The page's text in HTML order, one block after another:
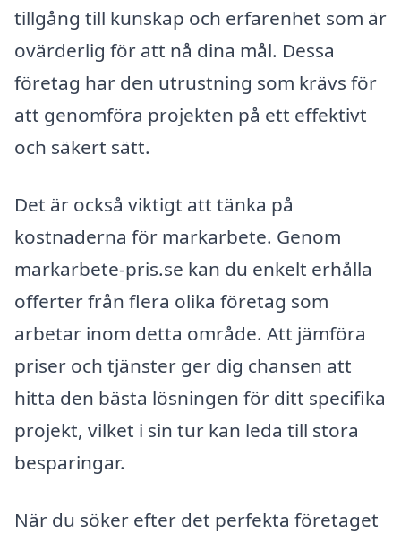
tillgång till kunskap och erfarenhet som är
ovärderlig för att nå dina mål. Dessa
företag har den utrustning som krävs för
att genomföra projekten på ett effektivt
och säkert sätt.
Det är också viktigt att tänka på
kostnaderna för markarbete. Genom
markarbete-pris.se kan du enkelt erhålla
offerter från flera olika företag som
arbetar inom detta område. Att jämföra
priser och tjänster ger dig chansen att
hitta den bästa lösningen för ditt specifika
projekt, vilket i sin tur kan leda till stora
besparingar.
När du söker efter det perfekta företaget